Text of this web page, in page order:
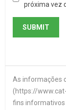
próxima vez
As informações
(https://
fins informativos